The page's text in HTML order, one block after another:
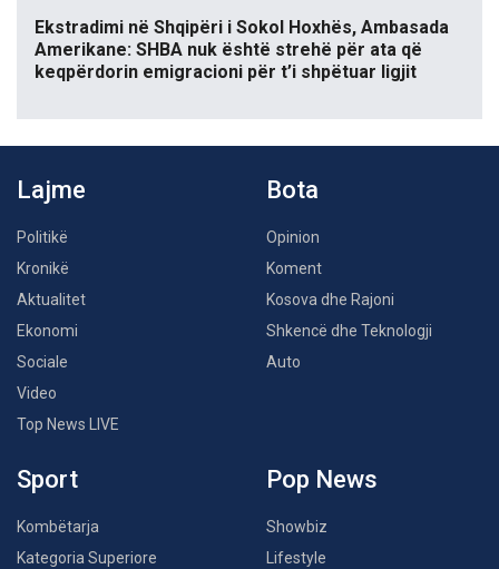
Ekstradimi në Shqipëri i Sokol Hoxhës, Ambasada
Amerikane: SHBA nuk është strehë për ata që
keqpërdorin emigracioni për t’i shpëtuar ligjit
Lajme
Politikë
Kronikë
Aktualitet
Ekonomi
Sociale
Video
Top News LIVE
Bota
Opinion
Koment
Kosova dhe Rajoni
Shkencë dhe Teknologji
Auto
Sport
Kombëtarja
Kategoria Superiore
Pop News
Showbiz
Lifestyle